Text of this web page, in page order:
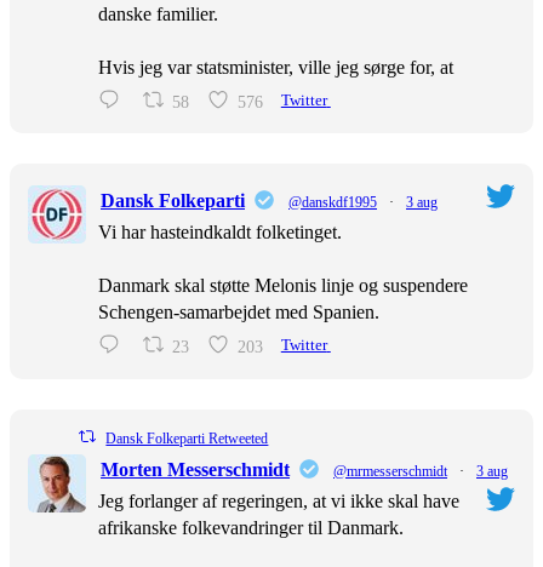
danske familier.
Hvis jeg var statsminister, ville jeg sørge for, at
58 576 Twitter
Dansk Folkeparti @danskdf1995 · 3 aug
Vi har hasteindkaldt folketinget.
Danmark skal støtte Melonis linje og suspendere
Schengen-samarbejdet med Spanien.
23 203 Twitter
Dansk Folkeparti Retweeted
Morten Messerschmidt @mrmesserschmidt · 3 aug
Jeg forlanger af regeringen, at vi ikke skal have
afrikanske folkevandringer til Danmark.